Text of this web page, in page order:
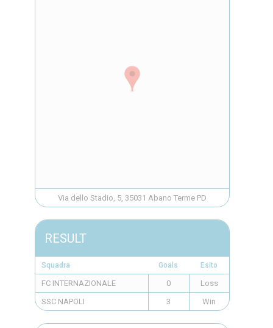
Via dello Stadio, 5, 35031 Abano Terme PD
RESULT
Squadra Goals Esito
FC INTERNAZIONALE 0
Loss
SSC NAPOLI
3 Win